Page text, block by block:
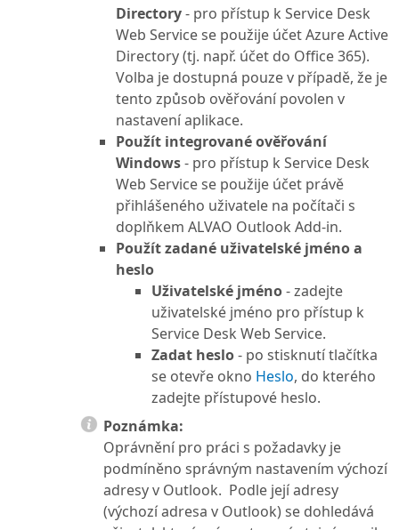
Directory- pro přístup k Service Desk
Web Service se použije účet Azure Active
Directory (tj. např. účet do Office 365).
Volba je dostupná pouze v případě, že je
tento způsob ověřování povolen v
nastavení aplikace.
Použít integrované ověřování
Windows- pro přístup k Service Desk
Web Service se použije účet právě
přihlášeného uživatele na počítači s
doplňkem ALVAO Outlook Add-in.
Použít zadané uživatelské jméno a
heslo
Uživatelské jméno- zadejte
uživatelské jméno pro přístup k
Service Desk Web Service.
Zadat heslo- po stisknutí tlačítka
se otevře okno Heslo, do kterého
zadejte přístupové heslo.
Poznámka:
Oprávnění pro práci s požadavky je
podmíněno správným nastavením výchozí
adresy v Outlook. Podle její adresy
(výchozí adresa v Outlook) se dohledává